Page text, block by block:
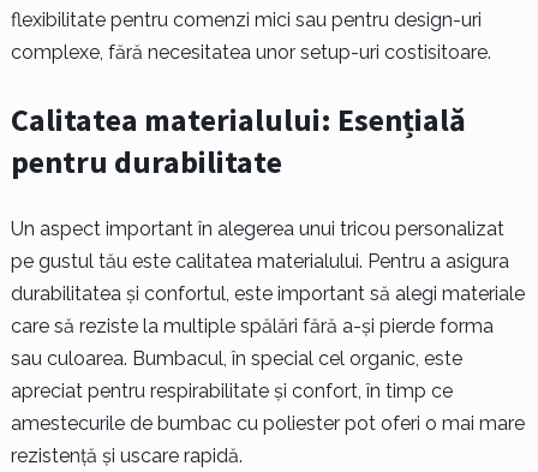
flexibilitate pentru comenzi mici sau pentru design-uri
complexe, fără necesitatea unor setup-uri costisitoare.
Calitatea materialului: Esențială
pentru durabilitate
Un aspect important în alegerea unui tricou personalizat
pe gustul tău este calitatea materialului. Pentru a asigura
durabilitatea și confortul, este important să alegi materiale
care să reziste la multiple spălări fără a-și pierde forma
sau culoarea. Bumbacul, în special cel organic, este
apreciat pentru respirabilitate și confort, în timp ce
amestecurile de bumbac cu poliester pot oferi o mai mare
rezistență și uscare rapidă.